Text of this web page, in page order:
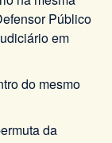
Público
em
do mesmo
da